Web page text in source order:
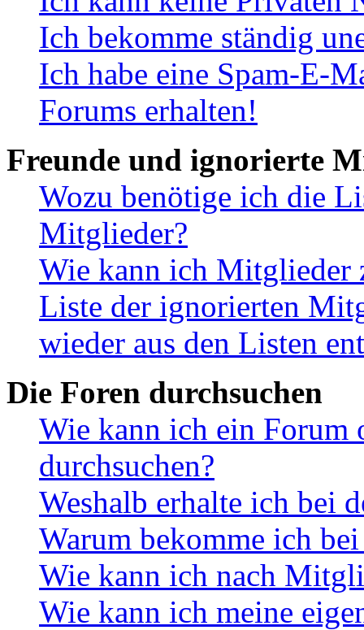
Ich bekomme ständig
Ich habe eine Spam-E-
Forums erhalten!
Freunde und ignorierte
Wozu benötige ich die
Mitglieder?
Wie kann ich Mitglieder
Liste der ignorierten
wieder aus den Listen
Die Foren durchsuchen
Wie kann ich ein Forum
durchsuchen?
Weshalb erhalte ich bei
Warum bekomme ich
Wie kann ich nach
Wie kann ich meine